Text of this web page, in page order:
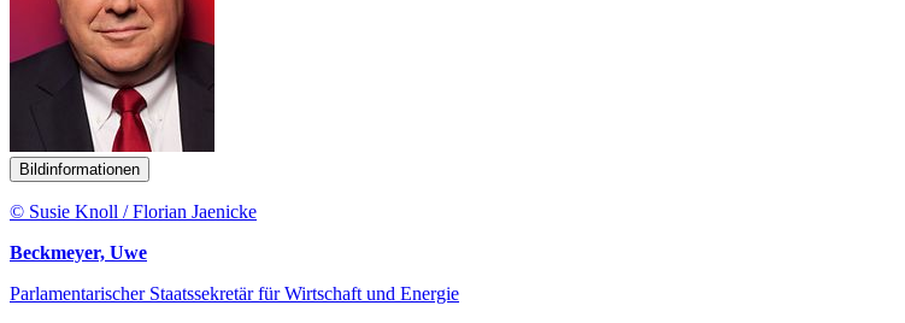
Bildinformationen
© Susie Knoll / Florian Jaenicke
Beckmeyer, Uwe
Parlamentarischer Staatssekretär für Wirtschaft und Energie